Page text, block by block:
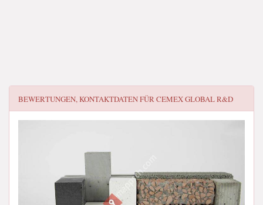
BEWERTUNGEN, KONTAKTDATEN FÜRCEMEX GLOBAL R&D